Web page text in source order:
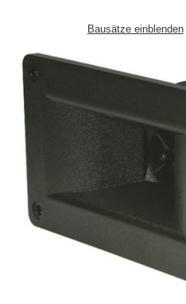
Bausätze einblenden